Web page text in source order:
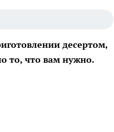
десертом,
то, что вам нужно.